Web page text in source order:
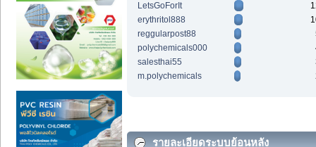
LetsGoForIt
erythritol888
reggularpost88
polychemicals000
salesthai55
m.polychemicals
รายละเอียดระบบย้อนหลัง